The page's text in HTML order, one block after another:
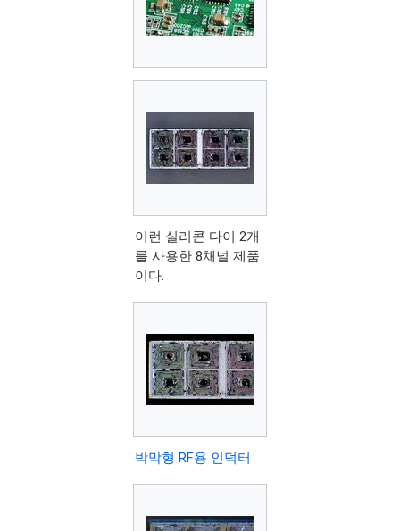
이런 실리콘 다이 2개
를 사용한 8채널 제품
이다.
박막형 RF용 인덕터